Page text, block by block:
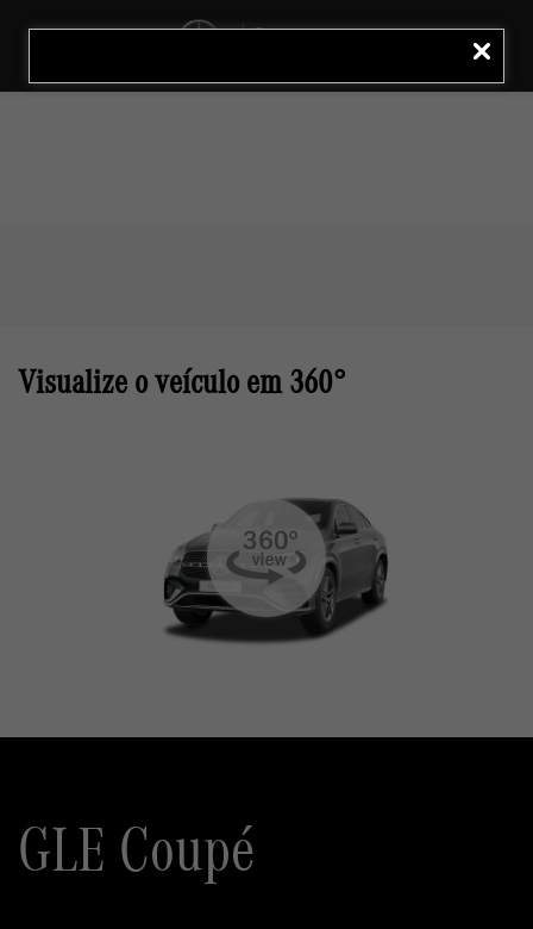
LIGAR
Visualize o veículo em 360°
GLE Coupé